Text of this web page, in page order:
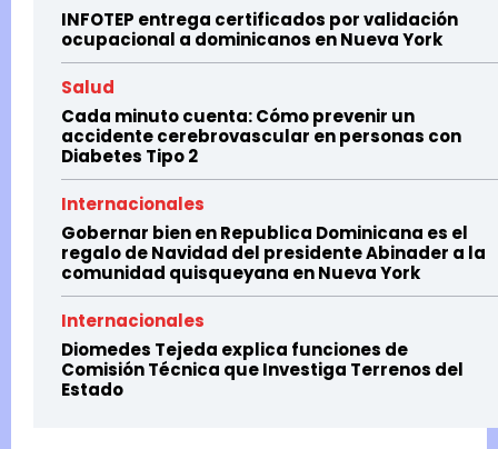
INFOTEP entrega certificados por validación
ocupacional a dominicanos en Nueva York
Salud
Cada minuto cuenta: Cómo prevenir un
accidente cerebrovascular en personas con
Diabetes Tipo 2
Internacionales
Gobernar bien en Republica Dominicana es el
regalo de Navidad del presidente Abinader a la
comunidad quisqueyana en Nueva York
Internacionales
Diomedes Tejeda explica funciones de
Comisión Técnica que Investiga Terrenos del
Estado